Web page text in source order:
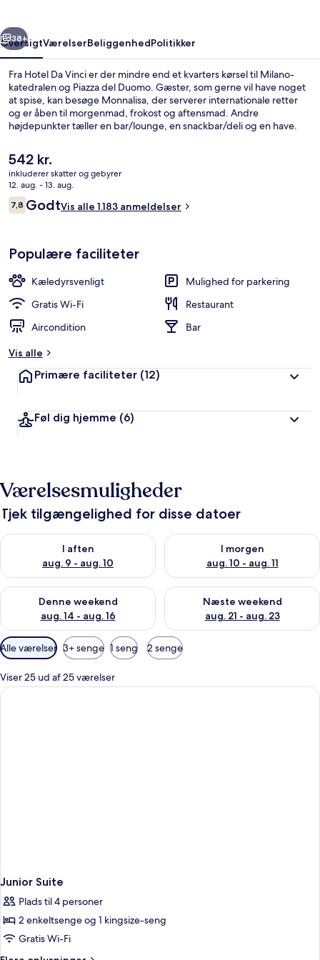
Næste
38+
OversigtVærelserBeliggenhedPolitikker
Fra Hotel Da Vinci er der mindre end et kvarters kørsel til Milano-
katedralen og Piazza del Duomo. Gæster, som gerne vil have noget
at spise, kan besøge Monnalisa, der serverer internationale retter
og er åben til morgenmad, frokost og aftensmad. Andre
højdepunkter tæller en bar/lounge, en snackbar/deli og en have.
bedømmelser fra rejsende. Overnatningsstedet ligger kun en kort
gåtur fra offentlig transport: Milano Bruzzano Station er kun få skridt
væk.
Den
nuværende
pris
er
542 kr.
542 kr.
inkluderer skatter og gebyrer
12. aug. - 13. aug.
Anmeldelser
7,87,8 ud af 10.
GodtVis alle 1.183 anmeldelser
Populære faciliteter
Kæledyrsvenligt
Mulighed for parkering
Gratis Wi-Fi
Restaurant
Aircondition
Bar
Vis alle
Primære faciliteter (12)
Føl dig hjemme (6)
Værelsesmuligheder
Tjek tilgængelighed for disse datoer
I aften
aug. 9 - aug. 10
Tjek tilgængelighed for i aften aug. 9 - aug. 10
I morgen
aug. 10 - aug. 11
Tjek tilgængelighed for i
Denne weekend
aug. 14 - aug. 16
Tjek tilgængelighed for denne weekend aug. 14 - aug. 16
Næste weekend
aug. 21 - aug. 23
Tjek tilgængelighed for næste
Tilgængelige
filtre
for
værelser
Alle værelser 3+ senge 1 seng 2 senge
Viser 25 ud af 25 værelser
Junior Suite
Plads til 4 personer
2 enkeltsenge og 1 kingsize-seng
Gratis Wi-Fi